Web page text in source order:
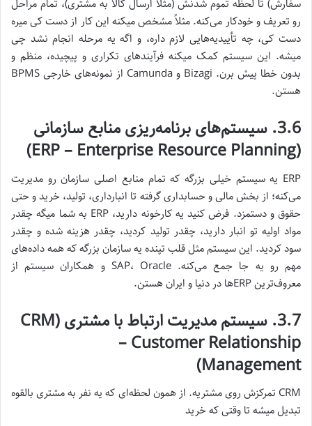
سفارش) تا لحظه تموم شدنش (مثلاً ارسال کالا به مشتری)، تمام مراحل
رو تعریف و خودکار می‌کنه. مثلاً مشخص میکنه این کار از دست کی میره
دست کی، چه تأییدیه‌هایی لازم داره، و اگه یه مرحله انجام نشد چی
میشه. این سیستم کمک میکنه فرآیندهای تکراری و پیچیده، منظم و
بدون خطا پیش برن. Bizagi و Camunda از نمونه‌های خارجی BPMS
هستن.
3.6. سیستم‌های برنامه‌ریزی منابع سازمانی
(ERP – Enterprise Resource Planning)
ERP یه سیستم خیلی بزرگه که تمام منابع اصلی سازمان رو مدیریت
می‌کنه؛ از بخش مالی و حسابداری گرفته تا انبارداری، تولید، خرید و حتی
حقوق و دستمزد. فرض کنید یه کارخونه دارید، ERP به شما میگه چقدر
مواد اولیه تو انبار دارید، چقدر تولید کردید، چقدر هزینه شده و چقدر
سود کردید. این سیستم مثل قلب تپنده یه سازمان بزرگه که همه داده‌های
مهم رو یه جا جمع می‌کنه. SAP، Oracle و همکاران سیستم از
معروف‌ترین ERPها در دنیا و ایران هستن.
3.7. سیستم مدیریت ارتباط با مشتری (CRM
– Customer Relationship
Management)
CRM تمرکزش روی مشتریه. از همون لحظه‌ای که یه نفر به مشتری بالقوه
تبدیل میشه تا وقتی که خرید